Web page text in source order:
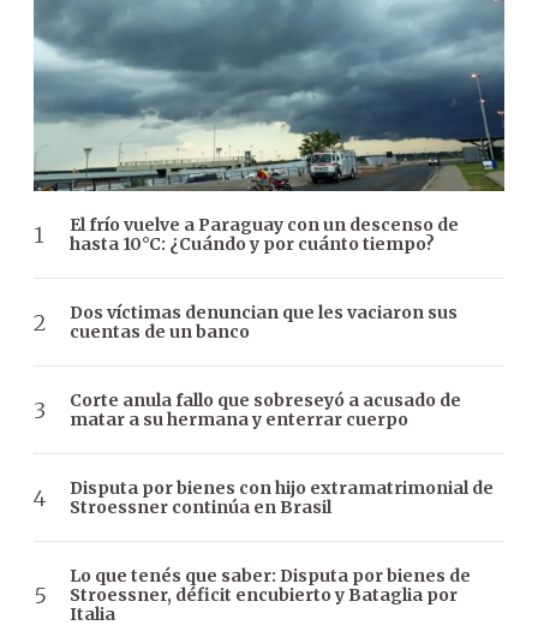
El frío vuelve a Paraguay con un descenso de
hasta 10°C: ¿Cuándo y por cuánto tiempo?
Dos víctimas denuncian que les vaciaron sus
cuentas de un banco
Corte anula fallo que sobreseyó a acusado de
matar a su hermana y enterrar cuerpo
Disputa por bienes con hijo extramatrimonial de
Stroessner continúa en Brasil
Lo que tenés que saber: Disputa por bienes de
Stroessner, déficit encubierto y Bataglia por
Italia